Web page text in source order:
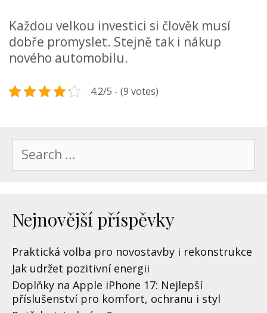
Každou velkou investici si člověk musí
dobře promyslet. Stejně tak i nákup
nového automobilu.
4.2/5 - (9 votes)
for:
Nejnovější příspěvky
Praktická volba pro novostavby i rekonstrukce
Jak udržet pozitivní energii
Doplňky na Apple iPhone 17: Nejlepší
příslušenství pro komfort, ochranu i styl